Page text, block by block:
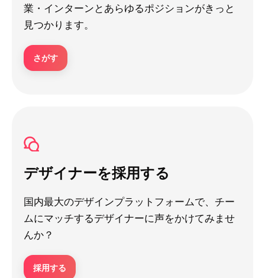
業・インターンとあらゆるポジションがきっと
見つかります。
さがす
デザイナーを採用する
国内最大のデザインプラットフォームで、チー
ムにマッチするデザイナーに声をかけてみませ
んか？
採用する